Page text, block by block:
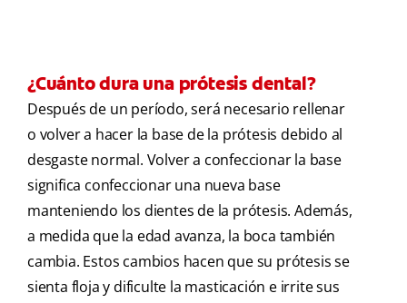
¿Cuánto dura una prótesis dental?
Después de un período, será necesario rellenar
o volver a hacer la base de la prótesis debido al
desgaste normal. Volver a confeccionar la base
significa confeccionar una nueva base
manteniendo los dientes de la prótesis. Además,
a medida que la edad avanza, la boca también
cambia. Estos cambios hacen que su prótesis se
sienta floja y dificulte la masticación e irrite sus